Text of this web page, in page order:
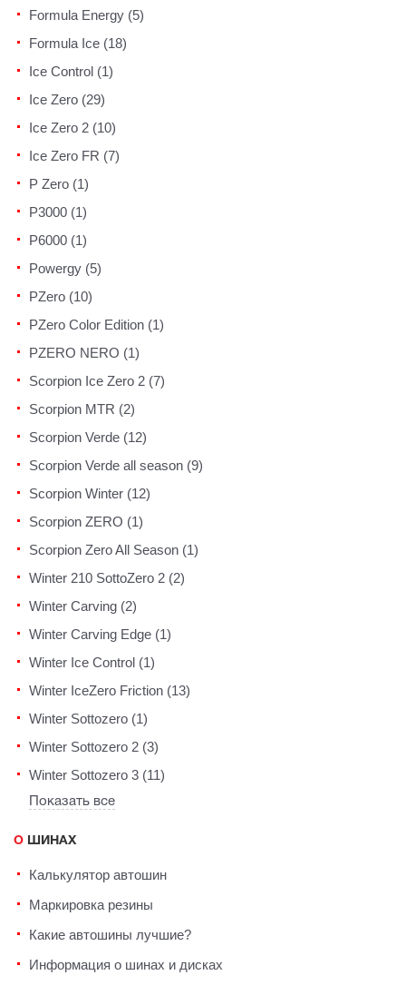
Formula Energy (5)
Formula Ice (18)
Ice Control (1)
Ice Zero (29)
Ice Zero 2 (10)
Ice Zero FR (7)
P Zero (1)
P3000 (1)
P6000 (1)
Powergy (5)
PZero (10)
PZero Color Edition (1)
PZERO NERO (1)
Scorpion Ice Zero 2 (7)
Scorpion MTR (2)
Scorpion Verde (12)
Scorpion Verde all season (9)
Scorpion Winter (12)
Scorpion ZERO (1)
Scorpion Zero All Season (1)
Winter 210 SottoZero 2 (2)
Winter Carving (2)
Winter Carving Edge (1)
Winter Ice Control (1)
Winter IceZero Friction (13)
Winter Sottozero (1)
Winter Sottozero 2 (3)
Winter Sottozero 3 (11)
Показать все
О ШИНАХ
Калькулятор автошин
Маркировка резины
Какие автошины лучшие?
Информация о шинах и дисках